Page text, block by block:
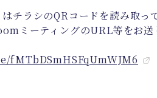
チラシのQRコードを読み取っ
ミーティングのURL等をお送